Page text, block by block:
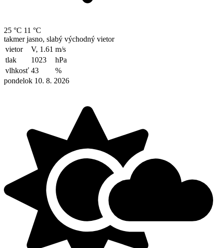
25 °C 11 °C
takmer jasno, slabý východný vietor
vietor
V, 1.61 m/s
tlak
1023
hPa
vlhkosť 43
%
pondelok 10. 8. 2026